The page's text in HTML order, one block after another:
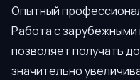
Опытный
Работа с
позволяет получать
значительно